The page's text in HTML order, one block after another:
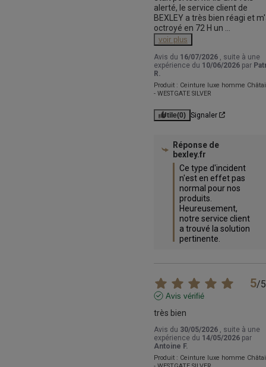
alerté, le service client de
BEXLEY a très bien réagi et
octroyé en 72 H un
voir plus
Avis du 16/07/2026
, suite à une
expérience du 10/06/2026 par
R.
Produit : Ceinture luxe homme
- WESTGATE SILVER
Utile(0) Signaler
Réponse de
bexley.fr
Ce type d'incident
n'est en effet pas
normal pour nos
produits.
Heureusement,
notre service client
a trouvé la solution
pertinente.
5/5
Avis vérifié
très bien
Avis du 30/05/2026
, suite à une
expérience du 14/05/2026 par
Antoine F.
Produit : Ceinture luxe homme